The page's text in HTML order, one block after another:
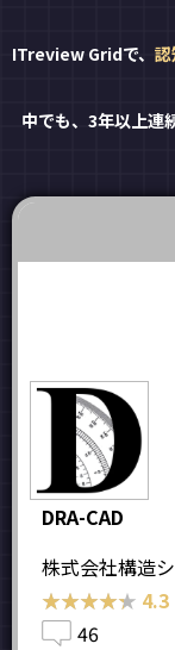
ITreview Gridで、
中でも、3年以上連
DRA-CAD
株式会社構造
★★★★★
★★★★★ 4.3
46